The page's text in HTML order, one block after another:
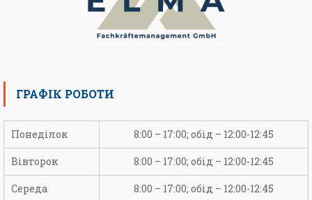
ГРАФІК РОБОТИ
Понеділок 8:00 – 17:00; обід – 12:00-12:45
Вівторок 8:00 – 17:00; обід – 12:00-12:45
Середа 8:00 – 17:00; обід – 12:00-12:45